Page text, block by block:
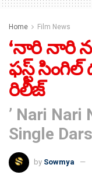
Home Film News
‘నారి నారి
ఫస్ట్
రిలీజ్
’ Nari
Single
by Sowmya